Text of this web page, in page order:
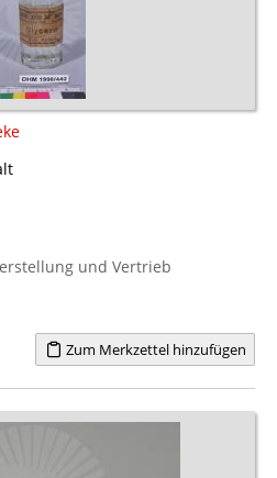
und Vertrieb
Zum Merkzettel hinzufügen